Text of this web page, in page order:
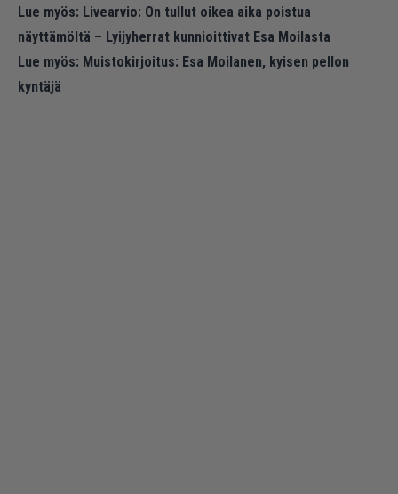
Lue myös: Livearvio: On tullut oikea aika poistua
näyttämöltä – Lyijyherrat kunnioittivat Esa Moilasta
Lue myös: Muistokirjoitus: Esa Moilanen, kyisen pellon
kyntäjä